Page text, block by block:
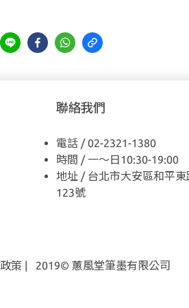
聯絡我們
電話 / 02-2321-1380
時間 / 一～日10:30-19:00
地址 / 台北市大安區和平東
123號
政策 | 2019© 蕙風堂筆墨有限公司